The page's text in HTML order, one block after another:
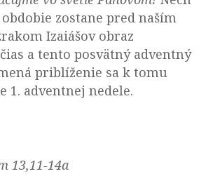
zostane pred naším
Izaiášov obraz
a tento posvätný adventný
priblíženie sa k tomu
1. adventnej nedele.
13,11-14a